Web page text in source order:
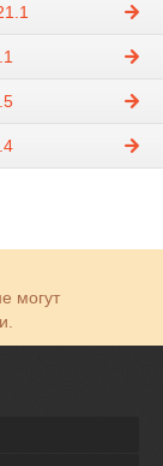
могут